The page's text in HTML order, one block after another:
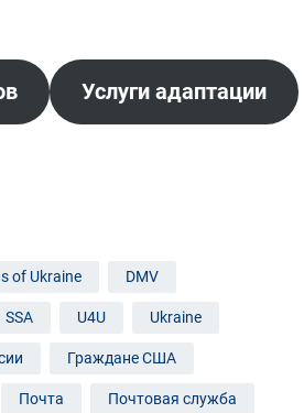
Услуги адаптации
of Ukraine DMV
SSA U4U Ukraine
Граждане США
Почта Почтовая служба